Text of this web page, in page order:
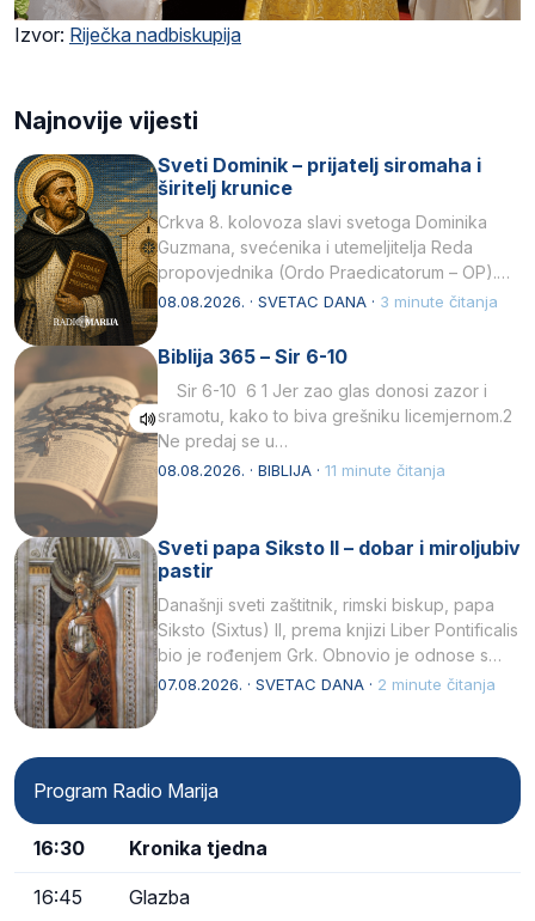
Izvor: Riječka nadbiskupija
Najnovije vijesti
Sveti Dominik – prijatelj siromaha i
širitelj krunice
Crkva 8. kolovoza slavi svetoga Dominika
Guzmana, svećenika i utemeljitelja Reda
propovjednika (Ordo Praedicatorum – OP).
Svojim životom, dubokom ljubavlju prema
08.08.2026. · SVETAC DANA · 3 minute čitanja
Biblija 365 – Sir 6-10
Sir 6-10 6 1 Jer zao glas donosi zazor i
sramotu, kako to biva grešniku licemjernom.2
Ne predaj se u…
08.08.2026. · BIBLIJA · 11 minute čitanja
Sveti papa Siksto II – dobar i miroljubiv
pastir
Današnji sveti zaštitnik, rimski biskup, papa
Siksto (Sixtus) II, prema knjizi Liber Pontificalis
bio je rođenjem Grk. Obnovio je odnose s
afričkim…
07.08.2026. · SVETAC DANA · 2 minute čitanja
Program Radio Marija
16:30 Kronika tjedna
16:45 Glazba